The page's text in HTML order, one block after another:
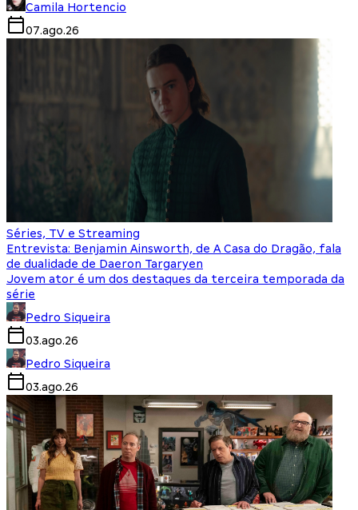
Camila Hortencio
07.ago.26
Séries, TV e Streaming
Entrevista: Benjamin Ainsworth, de A Casa do Dragão, fala
de dualidade de Daeron Targaryen
Jovem ator é um dos destaques da terceira temporada da
série
Pedro Siqueira
03.ago.26
Pedro Siqueira
03.ago.26